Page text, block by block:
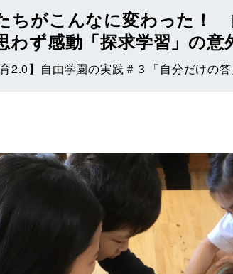
ちがこんなに変わった！
わず感動「探求学習」の意
育2.0】自由学園の実践＃３「自分だけの